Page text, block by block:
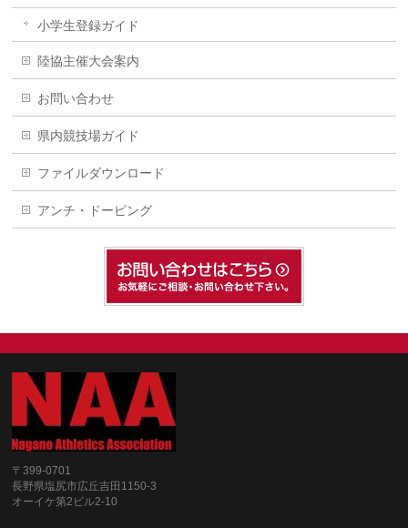
小学生登録ガイド
陸協主催大会案内
お問い合わせ
県内競技場ガイド
ファイルダウンロード
アンチ・ドーピング
〒399-0701
長野県塩尻市広丘吉田1150-3
オーイケ第2ビル2-10